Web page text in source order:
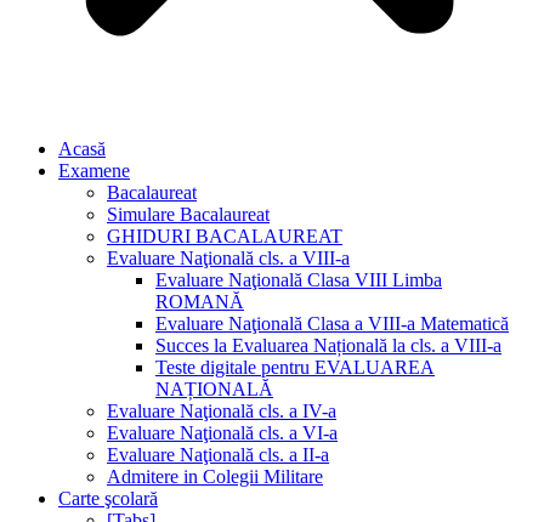
Acasă
Examene
Bacalaureat
Simulare Bacalaureat
GHIDURI BACALAUREAT
Evaluare Naţională cls. a VIII-a
Evaluare Naţională Clasa VIII Limba
ROMANĂ
Evaluare Naţională Clasa a VIII-a Matematică
Succes la Evaluarea Națională la cls. a VIII-a
Teste digitale pentru EVALUAREA
NAȚIONALĂ
Evaluare Naţională cls. a IV-a
Evaluare Naţională cls. a VI-a
Evaluare Naţională cls. a II-a
Admitere in Colegii Militare
Carte şcolară